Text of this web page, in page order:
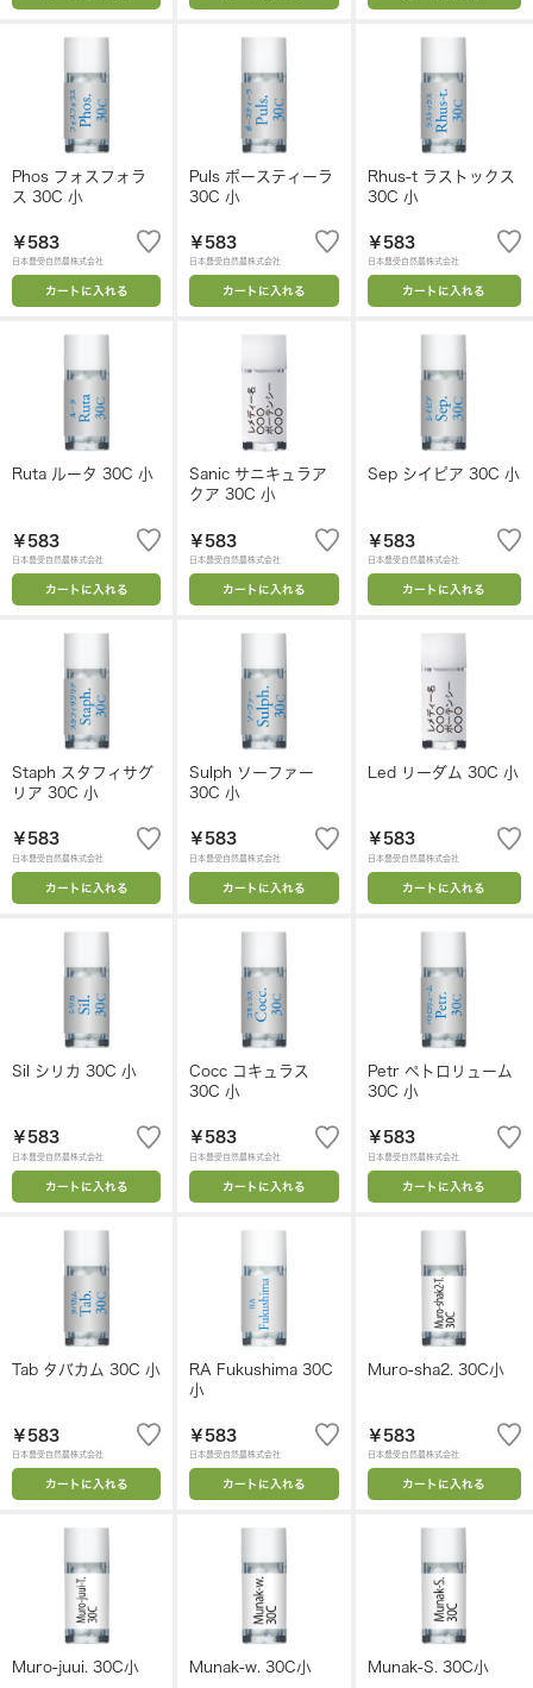
Phos フォスフォラ
ス 30C 小
￥583
日本豊受自然農株式会社
カートに入れる
Puls ポースティーラ
30C 小
￥583
日本豊受自然農株式会社
カートに入れる
Rhus-t ラストックス
30C 小
￥583
日本豊受自然農株式会社
カートに入れる
Ruta ルータ 30C 小
￥583
日本豊受自然農株式会社
カートに入れる
Sanic サニキュラア
クア 30C 小
￥583
日本豊受自然農株式会社
カートに入れる
Sep シイピア 30C 小
￥583
日本豊受自然農株式会社
カートに入れる
Staph スタフィサグ
リア 30C 小
￥583
日本豊受自然農株式会社
カートに入れる
Sulph ソーファー
30C 小
￥583
日本豊受自然農株式会社
カートに入れる
Led リーダム 30C 小
￥583
日本豊受自然農株式会社
カートに入れる
Sil シリカ 30C 小
￥583
日本豊受自然農株式会社
カートに入れる
Cocc コキュラス
30C 小
￥583
日本豊受自然農株式会社
カートに入れる
Petr ペトロリューム
30C 小
￥583
日本豊受自然農株式会社
カートに入れる
Tab タバカム 30C 小
￥583
日本豊受自然農株式会社
カートに入れる
RA Fukushima 30C
小
￥583
日本豊受自然農株式会社
カートに入れる
Muro-sha2. 30C小
￥583
日本豊受自然農株式会社
カートに入れる
Muro-juui. 30C小 Munak-w. 30C小 Munak-S. 30C小